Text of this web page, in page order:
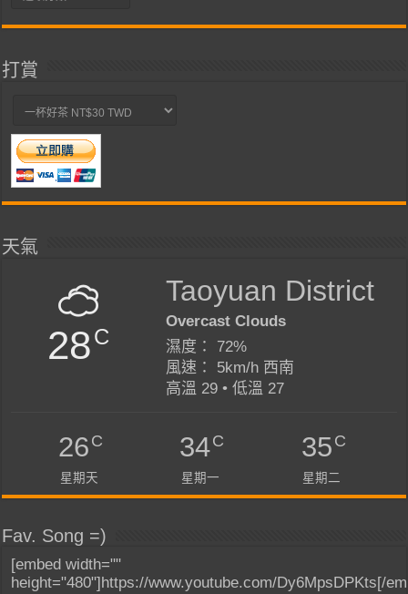
打賞
天氣
28C
Taoyuan District
Overcast Clouds
濕度： 72%
風速： 5km/h 西南
高溫 29 • 低溫 27
26C
星期天
34C
星期一
35C
星期二
Fav. Song =)
[embed width=""
height="480"]https://www.youtube.com/Dy6MpsDPKts[/